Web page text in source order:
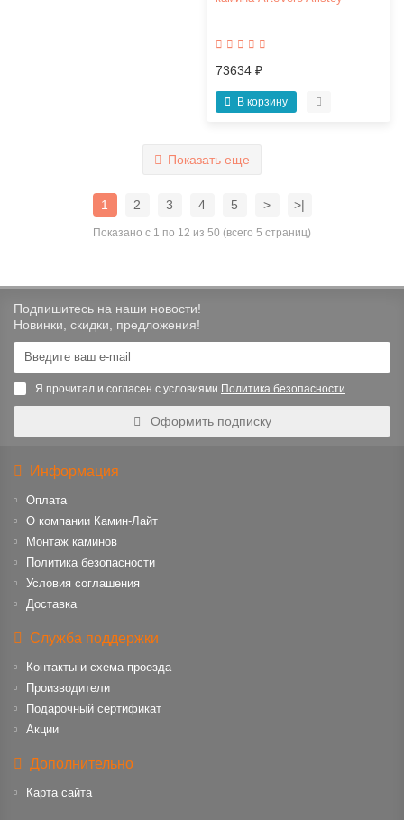
73634 ₽
В корзину
Показать еще
1 2 3 4 5 > >|
Показано с 1 по 12 из 50 (всего 5 страниц)
Подпишитесь на наши новости!
Новинки, скидки, предложения!
Я прочитал и согласен с условиями Политика безопасности
Оформить подписку
Информация
Оплата
О компании Камин-Лайт
Монтаж каминов
Политика безопасности
Условия соглашения
Доставка
Служба поддержки
Контакты и схема проезда
Производители
Подарочный сертификат
Акции
Дополнительно
Карта сайта